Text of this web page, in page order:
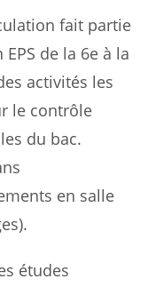
fait partie
de la 6e à la
activités les
le contrôle
du bac.
en salle
études